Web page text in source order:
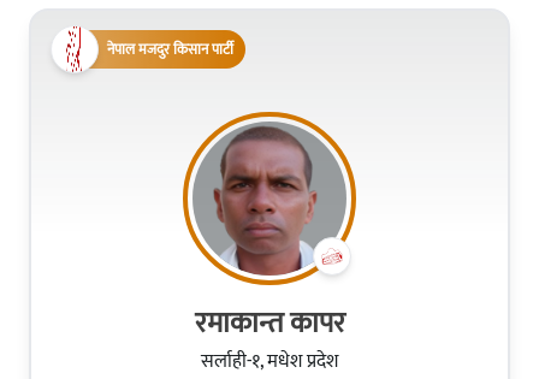
नेपाल मजदुर किसान पार्टी
रमाकान्त कापर
सर्लाही-१, मधेश प्रदेश